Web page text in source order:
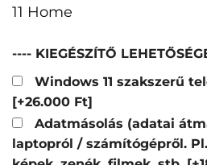
11 Home
---- KIEGÉSZÍTŐ
Windows 11 szakszerű
[+26.000 Ft]
Adatmásolás (adatai
laptopról / számítógépről.